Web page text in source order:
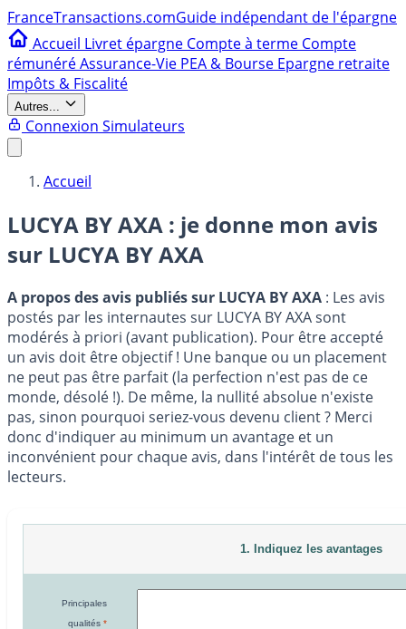
FranceTransactions.comGuide indépendant de l'épargne
Accueil Livret épargne Compte à terme Compte
rémunéréAssurance-Vie PEA & Bourse Epargne retraite
Impôts & Fiscalité
Autres...
Connexion Simulateurs
Accueil
LUCYA BY AXA : je donne mon avis
sur LUCYA BY AXA
A propos des avis publiés sur LUCYA BY AXA : Les avis
postés par les internautes sur LUCYA BY AXA sont
modérés à priori (avant publication). Pour être accepté
un avis doit être objectif ! Une banque ou un placement
ne peut pas être parfait (la perfection n'est pas de ce
monde, désolé !). De même, la nullité absolue n'existe
pas, sinon pourquoi seriez-vous devenu client ? Merci
donc d'indiquer au minimum un avantage et un
inconvénient pour chaque avis, dans l'intérêt de tous les
lecteurs.
1. Indiquez les avantages
Principales
qualités *